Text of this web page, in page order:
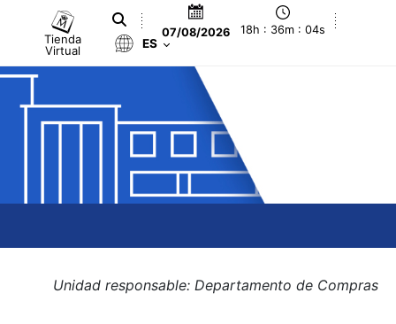
Tienda
Virtual
07/08/2026 18h : 36m : 05s
ES
Unidad responsable: Departamento de Compras